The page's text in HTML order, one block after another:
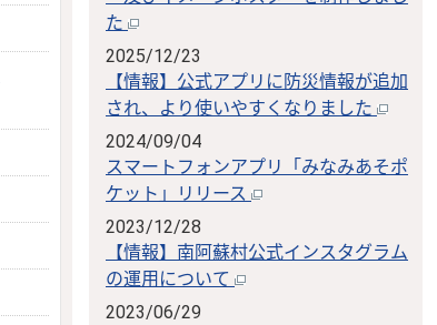
た
2025/12/23
【情報】公式アプリに防災情報が追加
され、より使いやすくなりました
2024/09/04
スマートフォンアプリ「みなみあそポ
ケット」リリース
2023/12/28
【情報】南阿蘇村公式インスタグラム
の運用について
2023/06/29